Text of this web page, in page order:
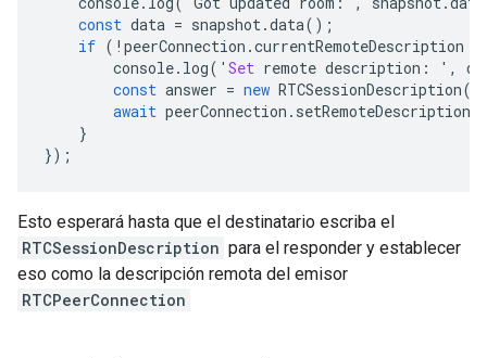
const data = snapshot.data();
if ( ! peerConnection .currentRemoteDescription
console. log( ' Set remote description : ' ,
const answer = new RTCSessionDescription(
await peerConnection . setRemoteDescription
}
});
Esto esperará hasta que el destinatario escriba el
RTCSessionDescription para el responder y establecer
eso como la descripción remota del emisor
RTCPeerConnection